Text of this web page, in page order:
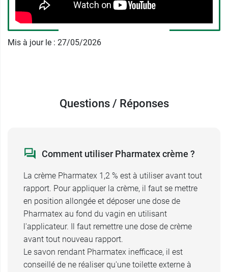
huile essentielle de lavande, eau purifiée.
Posologie de la crème
spermicide Pharmatex
La crème Pharmatex est déposée au fond du
vagin à l'aide de l'applicateur, en position
après application et son action dure au moins 10
heures.
En cas de toilette externe, avant ou après un
rapport, un lavage à l'eau pure est recommandé.
En cas d'oubli,un risque de grossesse est
possible, c'est pour cela que l'on recommande la
prise d'une contraception d'urgence, le plus
rapidement possible.
Contre-indications
Mis à jour le : 27/05/2026
Questions / Réponses
Comment utiliser Pharmatex crème ?
La crème Pharmatex 1,2 % est à utiliser avant tout
rapport. Pour appliquer la crème, il faut se mettre
en position allongée et déposer une dose de
Pharmatex au fond du vagin en utilisant
l'applicateur. Il faut remettre une dose de crème
avant tout nouveau rapport.
Le savon rendant Pharmatex inefficace, il est
conseillé de ne réaliser qu'une toilette externe à